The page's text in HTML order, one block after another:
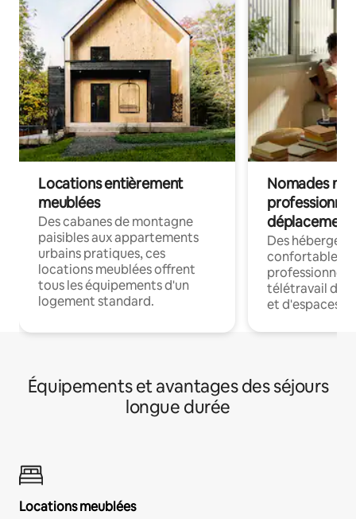
Locations entièrement
meublées
Des cabanes de montagne
paisibles aux appartements
urbains pratiques, ces
locations meublées offrent
tous les équipements d'un
logement standard.
Nomades
déplacement
Des
confortables
professionnels
télétravail
et d'espaces
Équipements et avantages des séjours
longue durée
Locations meublées